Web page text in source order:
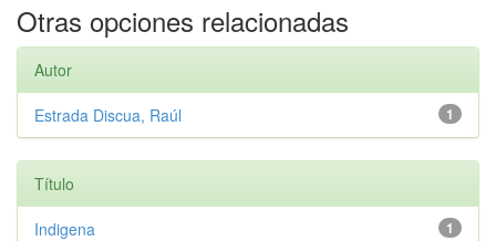
Otras opciones relacionadas
Autor
1
Estrada Discua, Raúl
Título
1
Indigena